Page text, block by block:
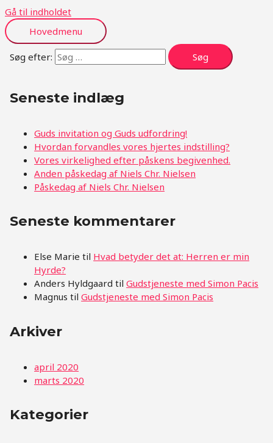
Gå til indholdet
Hovedmenu
Søg efter:
Seneste indlæg
Guds invitation og Guds udfordring!
Hvordan forvandles vores hjertes indstilling?
Vores virkelighed efter påskens begivenhed.
Anden påskedag af Niels Chr. Nielsen
Påskedag af Niels Chr. Nielsen
Seneste kommentarer
Else Marie til Hvad betyder det at: Herren er min
Hyrde?
Anders Hyldgaard tilGudstjeneste med Simon Pacis
Magnus tilGudstjeneste med Simon Pacis
Arkiver
april 2020
marts 2020
Kategorier